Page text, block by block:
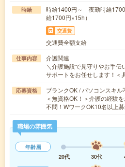
時給
時給1400円～ 夜勤時給
給1700円×15h）
交通費
交通費全額支給
仕事内容
介護関連
＼介護施設で見守りやお手伝
サポートをお任せします！
応募資格
ブランクOK / パソコンスキル
＜無資格OK！＞介護の経験
不問！WワークOK10名以上
職場の雰囲気
年齢層
20代
30代